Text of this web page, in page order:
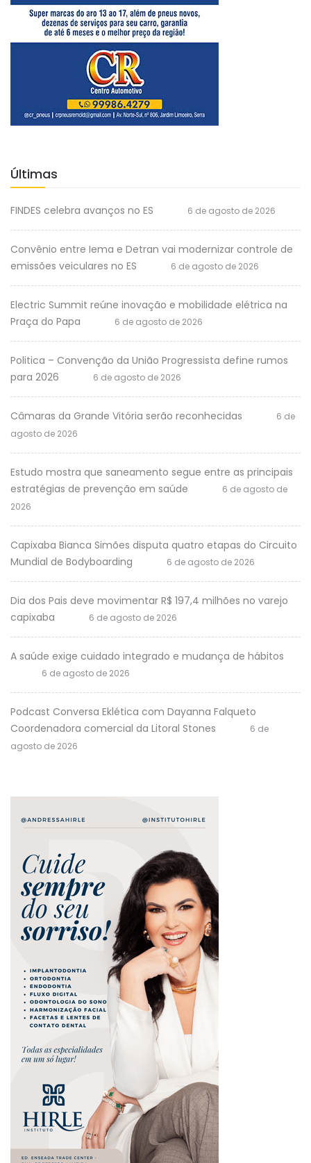
Últimas
FINDES celebra avanços no ES 6 de agosto de 2026
Convênio entre Iema e Detran vai modernizar controle de
emissões veiculares no ES
6 de agosto de 2026
Electric Summit reúne inovação e mobilidade elétrica na
Praça do Papa
6 de agosto de 2026
Politica – Convenção da União Progressista define rumos
para 2026
6 de agosto de 2026
Câmaras da Grande Vitória serão reconhecidas
6 de
agosto de 2026
Estudo mostra que saneamento segue entre as principais
estratégias de prevenção em saúde
6 de agosto de
2026
Capixaba Bianca Simões disputa quatro etapas do Circuito
Mundial de Bodyboarding
6 de agosto de 2026
Dia dos Pais deve movimentar R$ 197,4 milhões no varejo
capixaba
6 de agosto de 2026
A saúde exige cuidado integrado e mudança de hábitos
6 de agosto de 2026
Podcast Conversa Eklética com Dayanna Falqueto
Coordenadora comercial da Litoral Stones
6 de
agosto de 2026